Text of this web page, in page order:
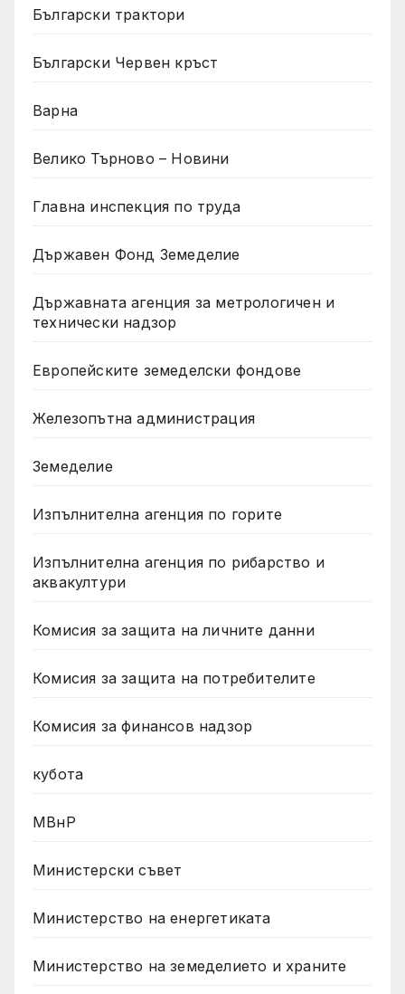
Български трактори
Български Червен кръст
Варна
Велико Търново – Новини
Главна инспекция по труда
Държавен Фонд Земеделие
Държавната агенция за метрологичен и
технически надзор
Европейските земеделски фондове
Железопътна администрация
Земеделие
Изпълнителна агенция по горите
Изпълнителна агенция по рибарство и
аквакултури
Комисия за защита на личните данни
Комисия за защита на потребителите
Комисия за финансов надзор
кубота
МВнР
Министерски съвет
Министерство на енергетиката
Министерство на земеделието и храните